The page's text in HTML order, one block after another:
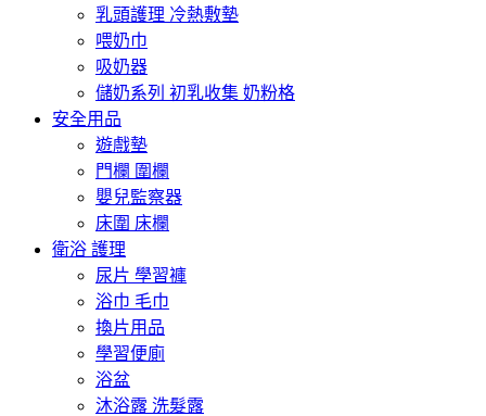
乳頭護理 冷熱敷墊
喂奶巾
吸奶器
儲奶系列 初乳收集 奶粉格
安全用品
遊戲墊
門欄 圍欄
嬰兒監察器
床圍 床欄
衛浴 護理
尿片 學習褲
浴巾 毛巾
換片用品
學習便廁
浴盆
沐浴露 洗髮露